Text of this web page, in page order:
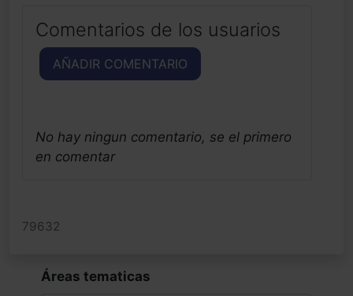
Comentarios de los usuarios
AÑADIR COMENTARIO
No hay ningun comentario, se el primero
en comentar
79632
Áreas tematicas